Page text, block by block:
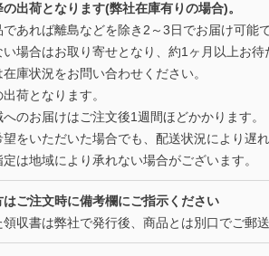
出荷となります(弊社在庫有りの場合)。
あれば離島などを除き2～3日でお届け可能
い場合はお取り寄せとなり、約1ヶ月以上お待
庫状況をお問い合わせください。
荷となります。
のお届けはご注文後1週間ほどかかります。
をいただいた場合でも、配送状況により遅
は地域により承れない場合がございます。
ご注文時に備考欄にご指示ください
収書は弊社で発行後、商品とは別口でご郵送